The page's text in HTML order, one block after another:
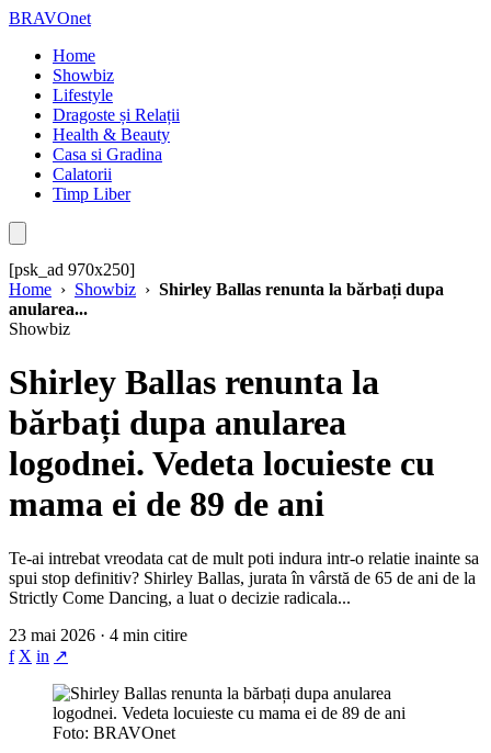
BRAVOnet
Home
Showbiz
Lifestyle
Dragoste și Relații
Health & Beauty
Casa si Gradina
Calatorii
Timp Liber
[psk_ad 970x250]
Home › Showbiz › Shirley Ballas renunta la bărbați dupa
anularea...
Showbiz
Shirley Ballas renunta la
bărbați dupa anularea
logodnei. Vedeta locuieste cu
mama ei de 89 de ani
Te-ai intrebat vreodata cat de mult poti indura intr-o relatie inainte sa
spui stop definitiv? Shirley Ballas, jurata în vârstă de 65 de ani de la
Strictly Come Dancing, a luat o decizie radicala...
23 mai 2026 · 4 min citire
f X in ↗
Foto: BRAVOnet